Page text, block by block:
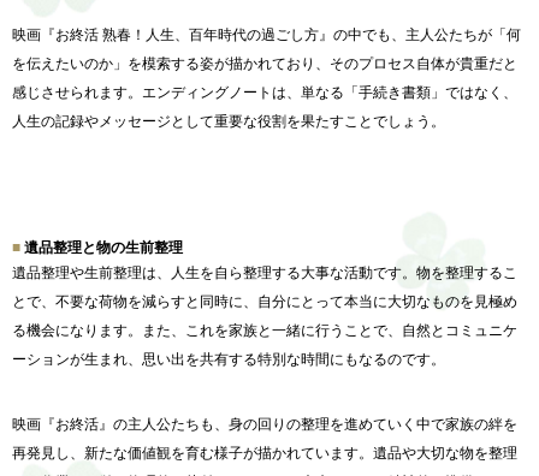
映画『お終活 熟春！人生、百年時代の過ごし方』の中でも、主人公たちが「何
を伝えたいのか」を模索する姿が描かれており、 そのプロセス自体が貴重だと
感じさせられます。 エンディングノートは、単なる「手続き書類」ではなく、
人生の記録やメッセージとして重要な役割を果たすことでしょう。
遺品整理と物の生前整理
遺品整理や生前整理は、人生を自ら整理する大事な活動です。 物を整理するこ
とで、不要な荷物を減らすと同時に、 自分にとって本当に大切なものを見極め
る機会になります。また、
これを家族と一緒に行うことで、 自然とコミュニケ
ーションが生まれ、 思い出を共有する特別な時間にもなるのです。
映画『お終活』の主人公たちも、 身の回りの整理を進めていく中で家族の絆を
再発見し、 新たな価値観を育む様子が描かれています。 遺品や大切な物を整理